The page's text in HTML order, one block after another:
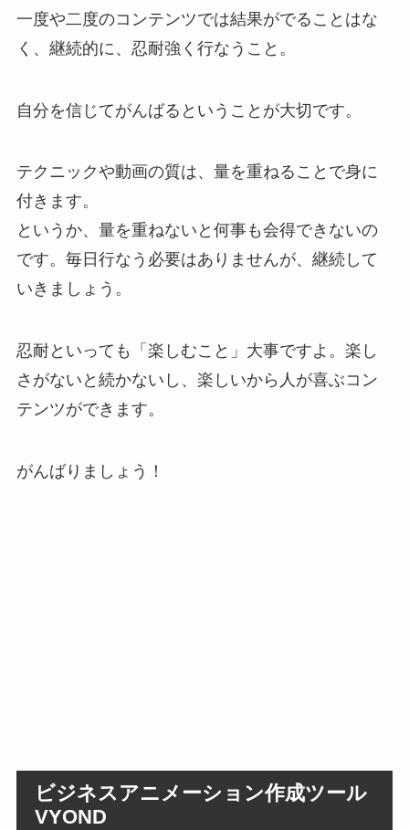
一度や二度のコンテンツでは結果がでることはな
く、継続的に、忍耐強く行なうこと。
自分を信じてがんばるということが大切です。
テクニックや動画の質は、量を重ねることで身に
付きます。
というか、量を重ねないと何事も会得できないの
です。毎日行なう必要はありませんが、継続して
いきましょう。
忍耐といっても「楽しむこと」大事ですよ。楽し
さがないと続かないし、楽しいから人が喜ぶコン
テンツができます。
がんばりましょう！
ビジネスアニメーション作成ツール
VYOND